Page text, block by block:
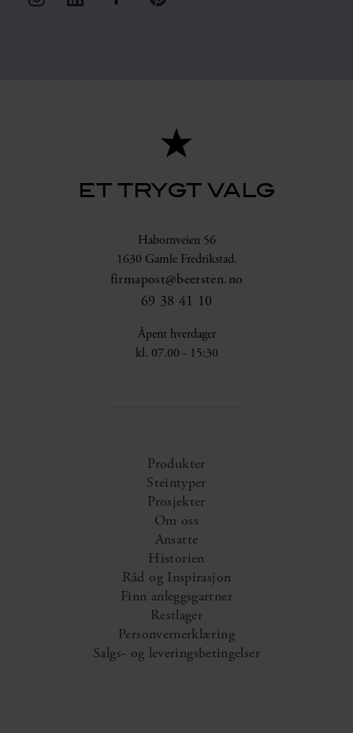
ET TRYGT VALG
Habornveien 56
1630 Gamle Fredrikstad.
firmapost@beersten.no
69 38 41 10
Åpent hverdager
kl. 07.00 - 15:30
Produkter
Steintyper
Prosjekter
Om oss
Ansatte
Historien
Råd og Inspirasjon
Finn anleggsgartner
Restlager
Personvernerklæring
Salgs- og leveringsbetingelser